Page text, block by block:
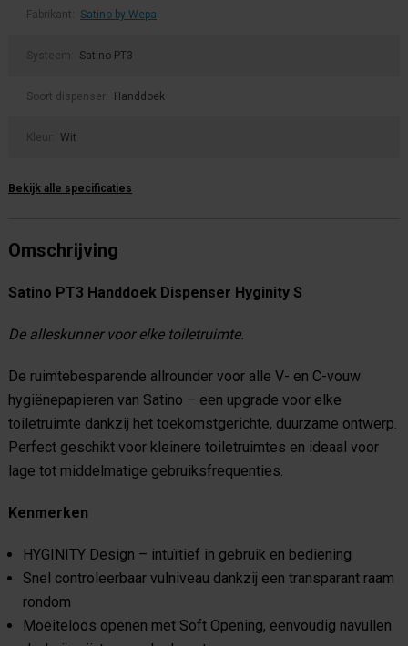
Fabrikant: Satino by Wepa
Systeem: Satino PT3
Soort dispenser: Handdoek
Kleur: Wit
Bekijk alle specificaties
Omschrijving
Satino PT3 Handdoek Dispenser Hyginity S
De alleskunner voor elke toiletruimte.
De ruimtebesparende allrounder voor alle V- en C-vouw
hygiënepapieren van Satino – een upgrade voor elke
toiletruimte dankzij het toekomstgerichte, duurzame ontwerp.
Perfect geschikt voor kleinere toiletruimtes en ideaal voor
lage tot middelmatige gebruiksfrequenties.
Kenmerken
HYGINITY Design – intuïtief in gebruik en bediening
Snel controleerbaar vulniveau dankzij een transparant raam
rondom
Moeiteloos openen met Soft Opening, eenvoudig navullen